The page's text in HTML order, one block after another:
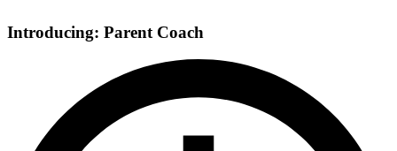
Introducing: Parent Coach